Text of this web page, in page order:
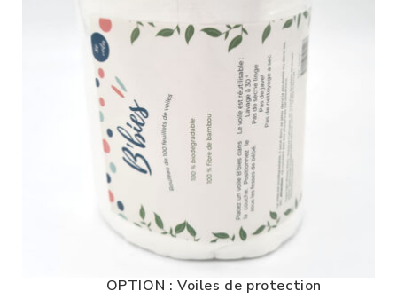
OPTION : Voiles de protection